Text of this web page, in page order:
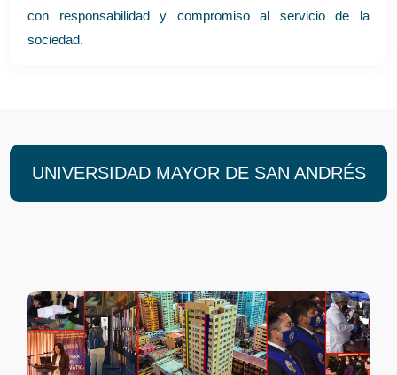
con responsabilidad y compromiso al servicio de la
sociedad.
UNIVERSIDAD MAYOR DE SAN ANDRÉS